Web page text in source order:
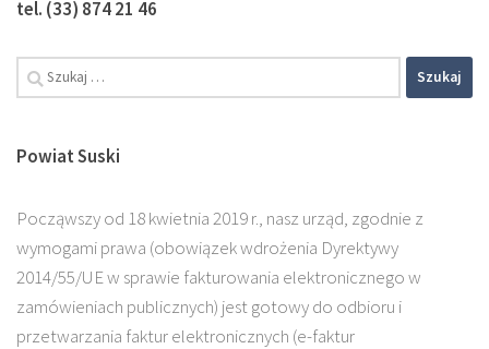
tel. (33) 874 21 46
Szukaj:
Powiat Suski
Począwszy od 18 kwietnia 2019 r., nasz urząd, zgodnie z
wymogami prawa (obowiązek wdrożenia Dyrektywy
2014/55/UE w sprawie fakturowania elektronicznego w
zamówieniach publicznych) jest gotowy do odbioru i
przetwarzania faktur elektronicznych (e-faktur